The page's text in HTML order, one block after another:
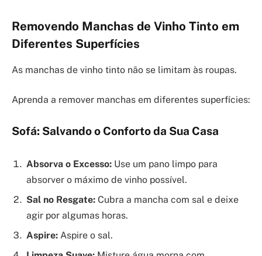
Removendo Manchas de Vinho Tinto em
Diferentes Superfícies
As manchas de vinho tinto não se limitam às roupas.
Aprenda a remover manchas em diferentes superfícies:
Sofá: Salvando o Conforto da Sua Casa
Absorva o Excesso: Use um pano limpo para
absorver o máximo de vinho possível.
Sal no Resgate: Cubra a mancha com sal e deixe
agir por algumas horas.
Aspire: Aspire o sal.